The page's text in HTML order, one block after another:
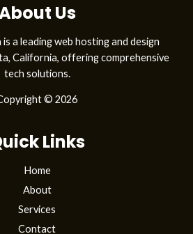
Us
is a leading web hosting and design
California, offering comprehensive
tech solutions.
© 2026
Links
Home
About
Services
Contact